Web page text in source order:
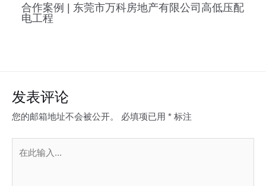
合作案例 | 东莞市万科房地产有限公司高低压配
电工程
发表评论
您的邮箱地址不会被公开。 必填项已用 * 标注